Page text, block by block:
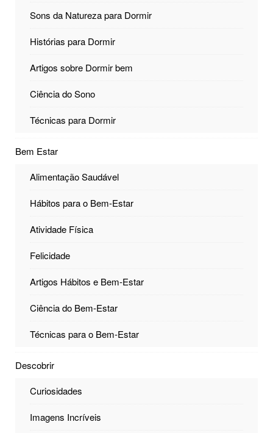
Sons da Natureza para Dormir
Histórias para Dormir
Artigos sobre Dormir bem
Ciência do Sono
Técnicas para Dormir
Bem Estar
Alimentação Saudável
Hábitos para o Bem-Estar
Atividade Física
Felicidade
Artigos Hábitos e Bem-Estar
Ciência do Bem-Estar
Técnicas para o Bem-Estar
Descobrir
Curiosidades
Imagens Incríveis